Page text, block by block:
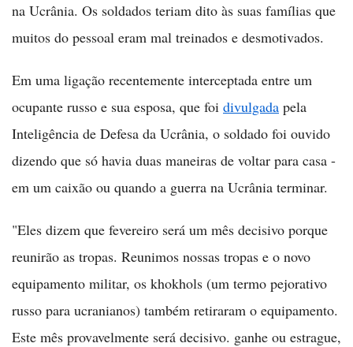
na Ucrânia. Os soldados teriam dito às suas famílias que
muitos do pessoal eram mal treinados e desmotivados.
Em uma ligação recentemente interceptada entre um
ocupante russo e sua esposa, que foi divulgada pela
Inteligência de Defesa da Ucrânia, o soldado foi ouvido
dizendo que só havia duas maneiras de voltar para casa -
em um caixão ou quando a guerra na Ucrânia terminar.
"Eles dizem que fevereiro será um mês decisivo porque
reunirão as tropas. Reunimos nossas tropas e o novo
equipamento militar, os khokhols (um termo pejorativo
russo para ucranianos) também retiraram o equipamento.
Este mês provavelmente será decisivo. ganhe ou estrague,